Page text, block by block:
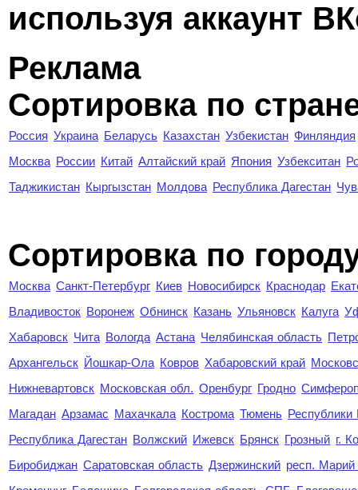
используя аккаунт
Реклама
Сортировка по
Россия Украина Беларусь Казахстан Узбекистан Финляндия
Москва России Китай Алтайский край Япония Узбекситан
Таджикистан Кыргызстан Молдова Республика Дагестан
Cортировка по
Москва Санкт-Петербург Киев Новосибирск Краснодар
Владивосток Воронеж Обнинск Казань Ульяновск Калуга
Хабаровск Чита Вологда Астана Челябинская область
Архангельск Йошкар-Ола Ковров Хабаровский край
Нижневартовск Московская обл. Оренбург Гродно
Магадан Арзамас Махачкала Кострома Тюмень Республики
Республика Дагестан Волжский Ижевск Брянск Грозный г.
Биробиджан Саратовская область Дзержинский респ.